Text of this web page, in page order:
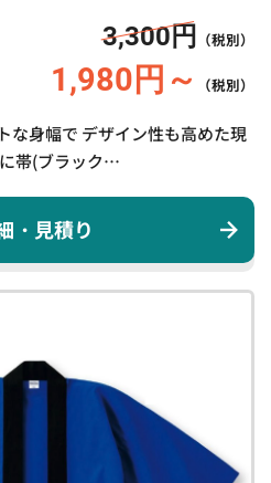
3,300円 （税別）
1,980円～ （税別）
な身幅で デザイン性も高めた現
カラーに帯(ブラック…
・見積り